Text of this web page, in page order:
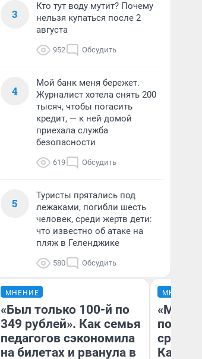
3
Кто тут воду мутит? Почему
нельзя купаться после 2
августа
952 Обсудить
4
Мой банк меня бережет.
Журналист хотела снять 200
тысяч, чтобы погасить
кредит, — к ней домой
приехала служба
безопасности
619 Обсудить
5
Туристы прятались под
лежаками, погибли шесть
человек, среди жертв дети:
что известно об атаке на
пляж в Геленджике
580 Обсудить
МНЕНИЕ
«Был только 100-й по
349 рублей». Как семья
педагогов сэкономила
на билетах и рванула в
МНЕНИЕ